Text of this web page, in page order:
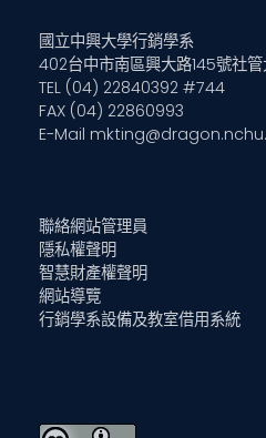
國立中興大學行銷學系
402台中市南區興大路145號社
TEL (04) 22840392 #744
FAX (04) 22860993
E-Mail
聯絡網站管理員
隱私權聲明
智慧財產權聲明
網站導覽
行銷學系設備及教室借用系統